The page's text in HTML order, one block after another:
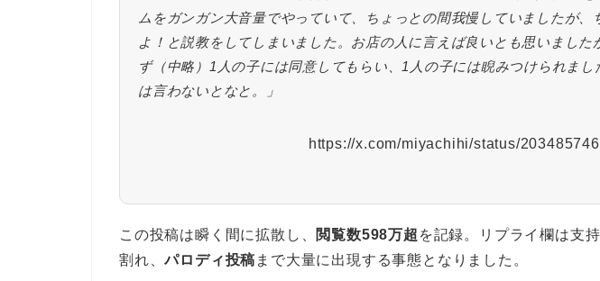
ムをガンガン大音量でやっていて、ちょっとの間我慢していましたが、
よ！と説教をしてしまいました。お店の人に言えば良いとも思いました
ず（中略）1人の子には同意してもらい、1人の子には睨みつけられまし
は言わないとなと。」
https://x.com/miyachihi/status/
この投稿は瞬く間に拡散し、 閲覧数598万超 を記録。リプライ欄は支
割れ、パロディ投稿 まで大量に出現する事態となりました。